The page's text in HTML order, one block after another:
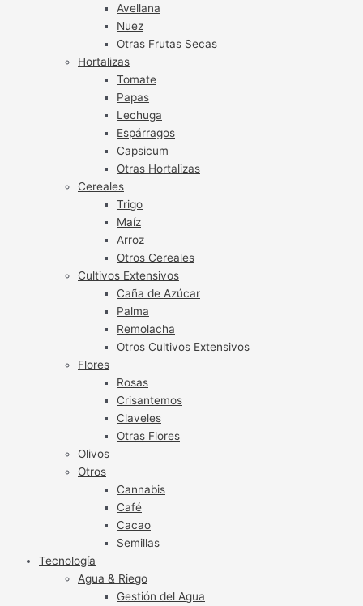
Avellana
Nuez
Otras Frutas Secas
Hortalizas
Tomate
Papas
Lechuga
Espárragos
Capsicum
Otras Hortalizas
Cereales
Trigo
Maíz
Arroz
Otros Cereales
Cultivos Extensivos
Caña de Azúcar
Palma
Remolacha
Otros Cultivos Extensivos
Flores
Rosas
Crisantemos
Claveles
Otras Flores
Olivos
Otros
Cannabis
Café
Cacao
Semillas
Tecnología
Agua & Riego
Gestión del Agua